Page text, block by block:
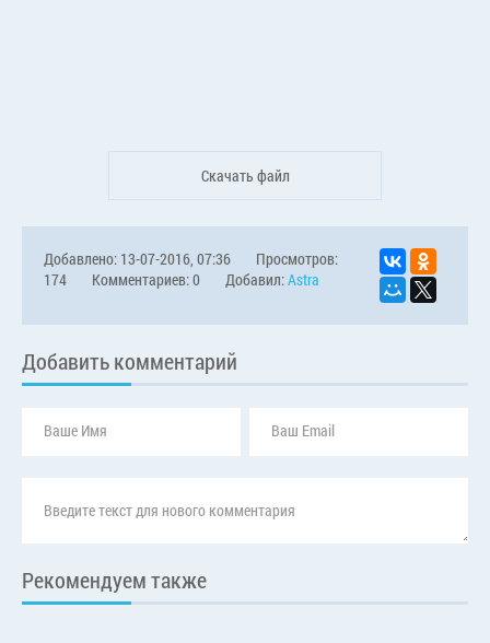
Скачать файл
Добавлено: 13-07-2016, 07:36
Просмотров:
174
Комментариев: 0 Добавил:Astra
Добавить комментарий
Рекомендуем также